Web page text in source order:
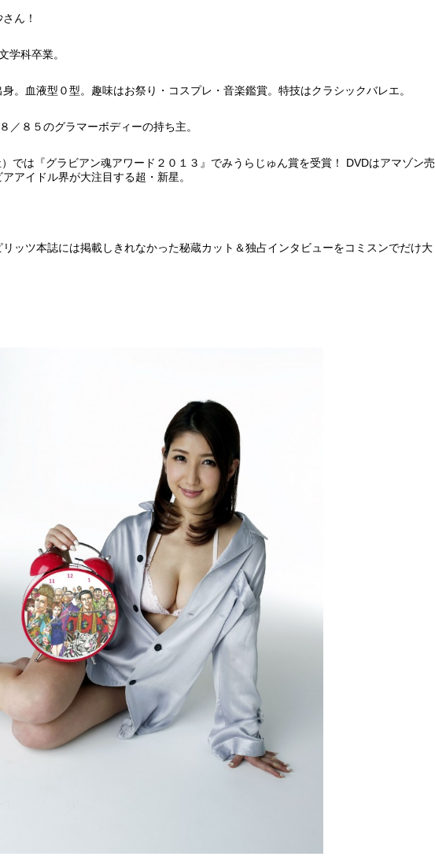
ん！
学科卒業。
。血液型０型。趣味はお祭り・コスプレ・音楽鑑賞。特技はクラシックバレエ。
／８５のグラマーボディーの持ち主。
では『グラビアン魂アワード２０１３』でみうらじゅん賞を受賞！ DVDはアマゾン売
アイドル界が大注目する超・新星。
ッツ本誌には掲載しきれなかった秘蔵カット＆独占インタビューをコミスンでだけ大